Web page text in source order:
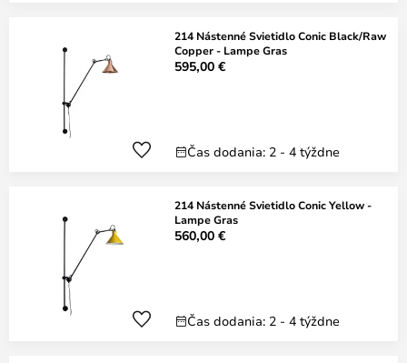
214 Nástenné Svietidlo Conic Black/Raw
Copper - Lampe Gras
595,00 €
Čas dodania: 2 - 4 týždne
214 Nástenné Svietidlo Conic Yellow -
Lampe Gras
560,00 €
Čas dodania: 2 - 4 týždne